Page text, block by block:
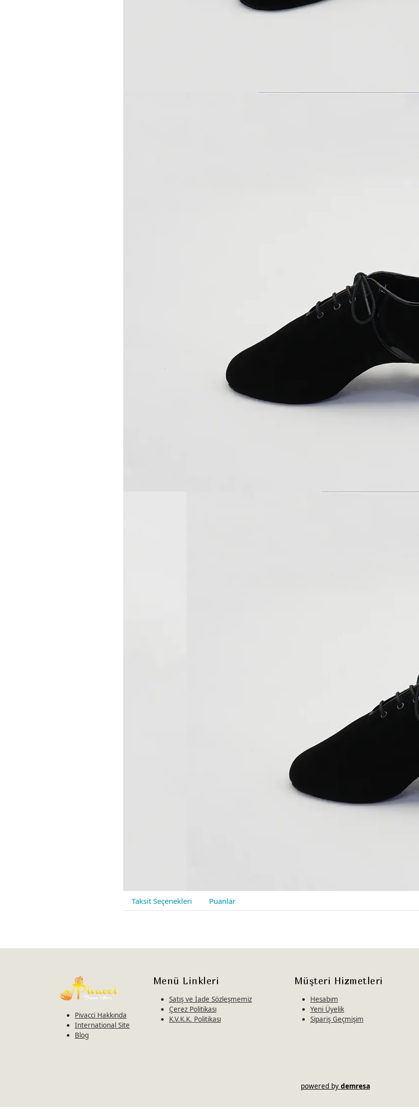
Taksit Seçenekleri Puanlar
Pivacci Hakkında
International Site
Blog
Menü Linkleri
Satış ve İade Sözleşmemiz
Çerez Politikası
K.V.K.K. Politikası
Müşteri Hizmetleri
Hesabım
Yeni Üyelik
Sipariş Geçmişim
powered by demresa